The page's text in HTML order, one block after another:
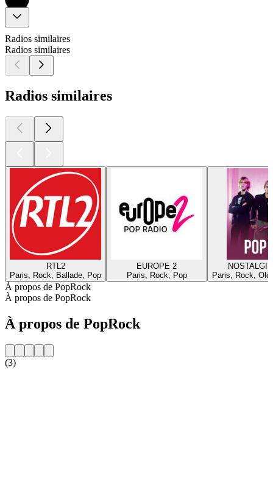
Radios similaires
Radios similaires
Radios similaires
RTL2
Paris, Rock, Ballade, Pop
EUROPE 2
Paris, Rock, Pop
Paris, Rock,
À propos de PopRock
À propos de PopRock
À propos de PopRock
(3)